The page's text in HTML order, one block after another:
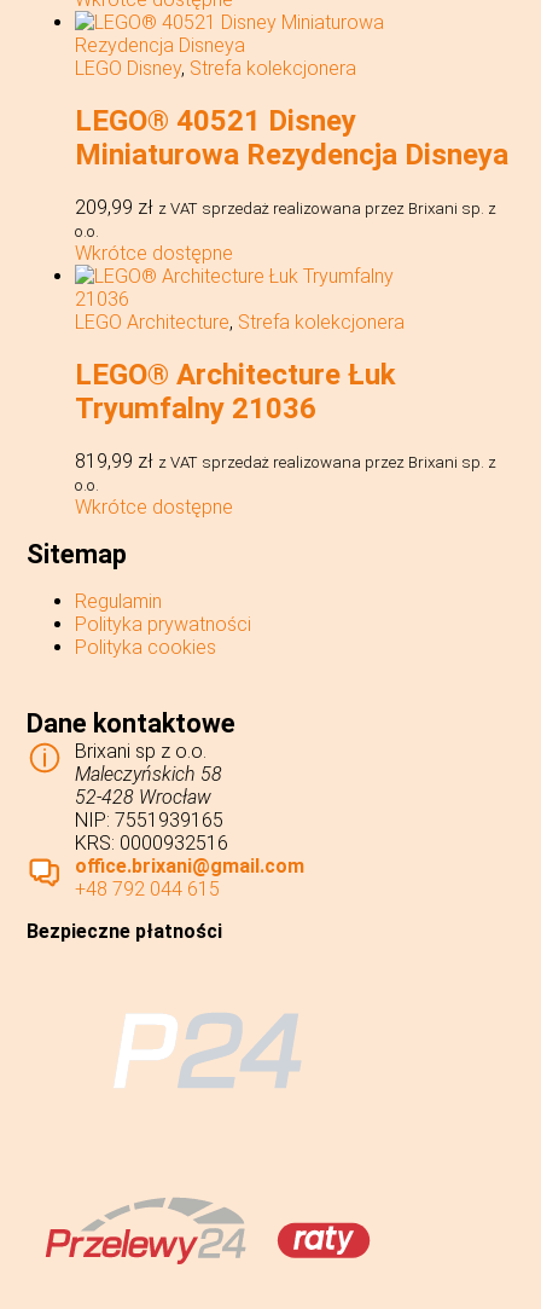
LEGO Disney, Strefa kolekcjonera
LEGO® 40521 Disney
Miniaturowa Rezydencja Disneya
209,99 zł z VAT sprzedaż realizowana przez Brixani sp. z
o.o.
Wkrótce dostępne
LEGO Architecture, Strefa kolekcjonera
LEGO® Architecture Łuk
Tryumfalny 21036
819,99 zł z VAT sprzedaż realizowana przez Brixani sp. z
o.o.
Wkrótce dostępne
Sitemap
Regulamin
Polityka prywatności
Polityka cookies
Dane kontaktowe
Brixani sp z o.o.
Maleczyńskich 58
52-428 Wrocław
NIP: 7551939165
KRS: 0000932516
office.brixani@gmail.com
+48 792 044 615
Bezpieczne płatności